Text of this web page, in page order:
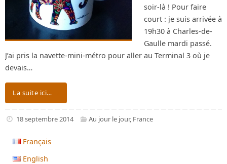
soir-là ! Pour faire
court : je suis arrivée à
19h30 à Charles-de-
Gaulle mardi passé.
J’ai pris la navette-mini-métro pour aller au Terminal 3 où je
devais…
La suite ici…
18 septembre 2014 Au jour le jour, France
Français
English